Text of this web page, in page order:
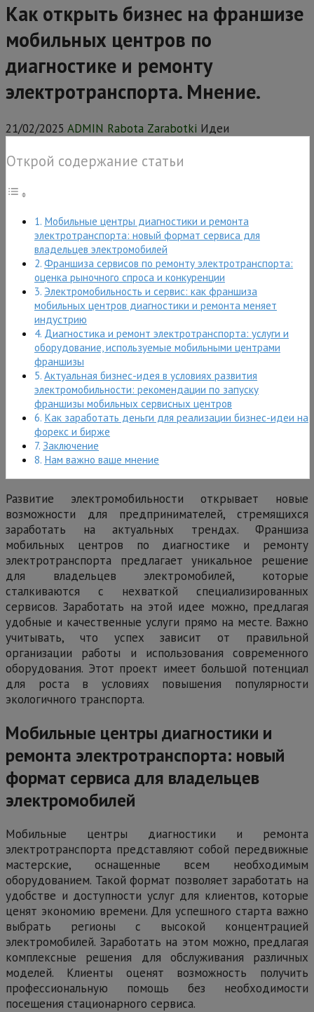
Как открыть бизнес на франшизе
мобильных центров по
диагностике и ремонту
электротранспорта. Мнение.
21/02/2025 ADMIN Rabota Zarabotki Идеи
Открой содержание статьи
Мобильные центры диагностики и ремонта
электротранспорта: новый формат сервиса для
владельцев электромобилей
Франшиза сервисов по ремонту электротранспорта:
оценка рыночного спроса и конкуренции
Электромобильность и сервис: как франшиза
мобильных центров диагностики и ремонта меняет
индустрию
Диагностика и ремонт электротранспорта: услуги и
оборудование, используемые мобильными центрами
франшизы
Актуальная бизнес-идея в условиях развития
электромобильности: рекомендации по запуску
франшизы мобильных сервисных центров
Как заработать деньги для реализации бизнес-идеи на
форекс и бирже
Заключение
Нам важно ваше мнение
Развитие электромобильности открывает новые
возможности для предпринимателей, стремящихся
заработать на актуальных трендах. Франшиза
мобильных центров по диагностике и ремонту
электротранспорта предлагает уникальное решение
для владельцев электромобилей, которые
сталкиваются с нехваткой специализированных
сервисов. Заработать на этой идее можно, предлагая
удобные и качественные услуги прямо на месте. Важно
учитывать, что успех зависит от правильной
организации работы и использования современного
оборудования. Этот проект имеет большой потенциал
для роста в условиях повышения популярности
экологичного транспорта.
Мобильные центры диагностики и
ремонта электротранспорта: новый
формат сервиса для владельцев
электромобилей
Мобильные центры диагностики и ремонта
электротранспорта представляют собой передвижные
мастерские, оснащенные всем необходимым
оборудованием. Такой формат позволяет заработать на
удобстве и доступности услуг для клиентов, которые
ценят экономию времени. Для успешного старта важно
выбрать регионы с высокой концентрацией
электромобилей. Заработать на этом можно, предлагая
комплексные решения для обслуживания различных
моделей. Клиенты оценят возможность получить
профессиональную помощь без необходимости
посещения стационарного сервиса.